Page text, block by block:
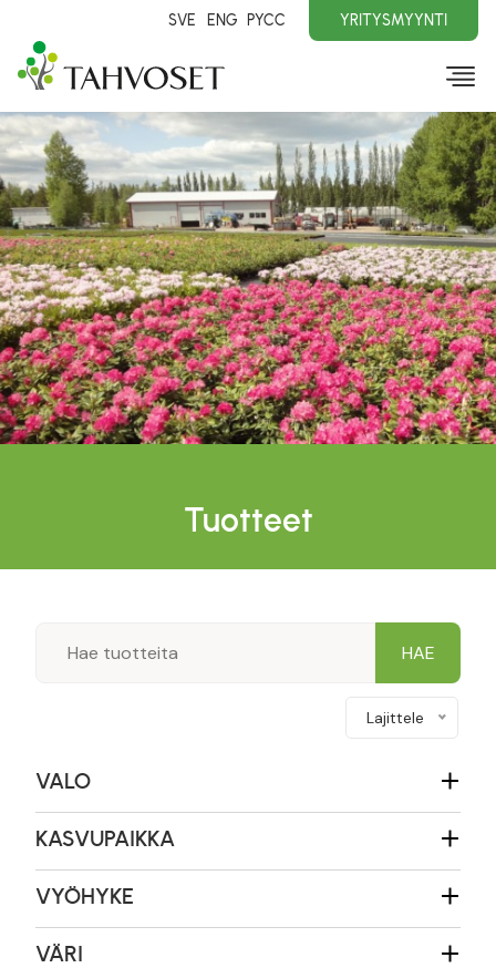
SVE ENG PYCC YRITYSMYYNTI
Tuotteet
Lajittele
VALO
KASVUPAIKKA
VYÖHYKE
VÄRI